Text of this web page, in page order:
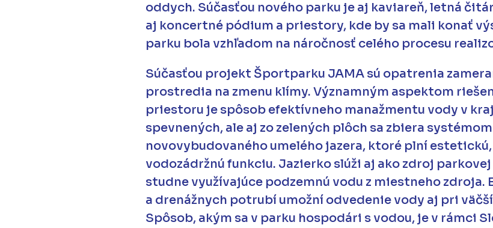
oddych. Súčasťou nového parku je aj kaviareň, letná
aj koncertné pódium a priestory, kde by sa mali konať
parku bola vzhľadom na náročnosť celého procesu
Súčasťou projekt Športparku JAMA sú opatrenia
prostredia na zmenu klímy. Významným aspektom
priestoru je spôsob efektívneho manažmentu vody v
spevnených, ale aj zo zelených plôch sa zbiera
novovybudovaného umelého jazera, ktoré plní
vodozádržnú funkciu. Jazierko slúži aj ako zdroj parkovej
studne využívajúce podzemnú vodu z miestneho zdroja.
a drenážnych potrubí umožní odvedenie vody aj pri
Spôsob, akým sa v parku hospodári s vodou, je v rámci